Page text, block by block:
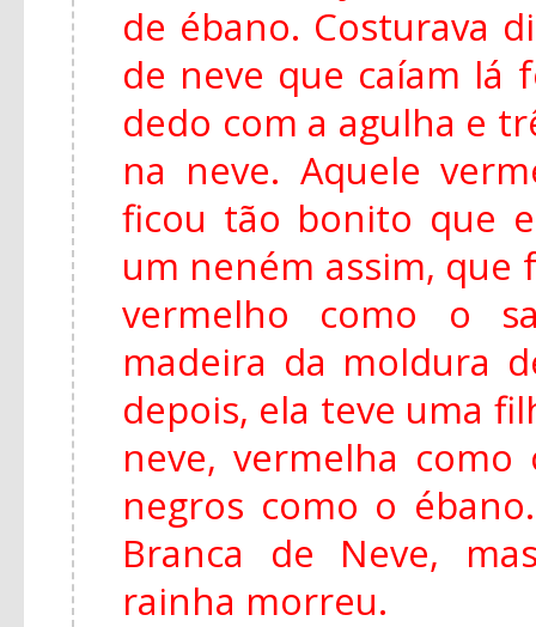
de ébano. Costurava
de neve que caíam lá
dedo com a agulha e
na neve. Aquele
ficou tão bonito que
um neném assim, que
vermelho como o
madeira da moldura
depois, ela teve uma
neve, vermelha
negros como o
Branca de Neve,
rainha morreu.